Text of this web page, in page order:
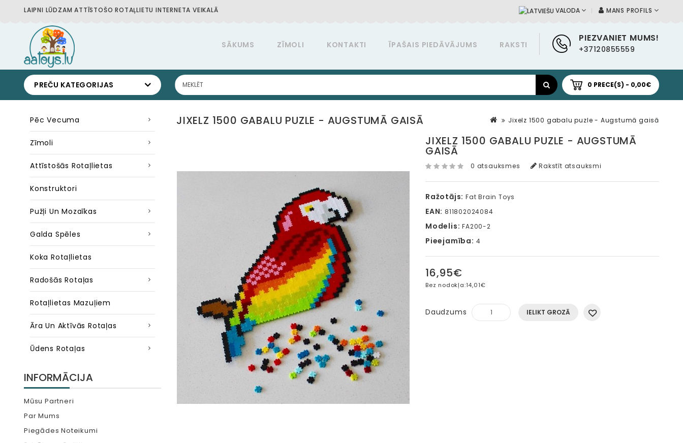
LAIPNI LŪDZAM ATTĪSTOŠO ROTAĻLIETU INTERNETA VEIKALĀ MANS PROFILS
VALODA
PIEZVANIET MUMS!
+37120855559
SĀKUMS ZĪMOLI KONTAKTI ĪPAŠAIS PIEDĀVĀJUMS RAKSTI
PREČU KATEGORIJAS 0 PRECE(S) - 0,00€
Pēc Vecuma
Zīmoli
Attīstošās Rotaļlietas
Konstruktori
Pužļi Un Mozaīkas
Galda Spēles
Koka Rotaļlietas
Radošās Rotaļas
Rotaļlietas Mazuļiem
Āra Un Aktīvās Rotaļas
Ūdens Rotaļas
INFORMĀCIJA
Mūsu Partneri
Par Mums
Piegādes Noteikumi
Jixelz 1500 gabalu puzle - Augstumā gaisā
JIXELZ 1500 GABALU PUZLE - AUGSTUMĀ GAISĀ
JIXELZ 1500 GABALU PUZLE - AUGSTUMĀ
GAISĀ
0 atsauksmes Rakstīt atsauksmi
Ražotājs: Fat Brain Toys
EAN: 811802024084
Modelis: FA200-2
Pieejamība: 4
16,95€
Bez nodokļa:14,01€
Daudzums IELIKT GROZĀ